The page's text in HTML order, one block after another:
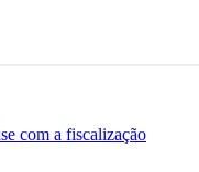
com a fiscalização